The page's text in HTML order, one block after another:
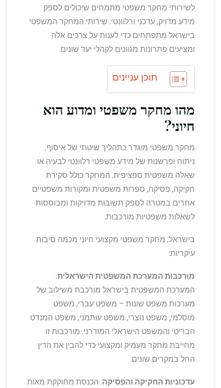
לשירותי מחקר משפטי מתמחים שיכולים לספק
מידע מדויק, עדכני ורלוונטי. שירותי המחקר המשפטי
בישראל מתפתחים כדי לענות על צרכים אלה
ומציעים פתרונות מגוונים לקהלי יעד שונים.
תוכן עניינים
מהו מחקר משפטי ומדוע הוא
חיוני?
מחקר משפטי מוגדר כתהליך שיטתי של איסוף,
ניתוח ופרשנות של מידע משפטי רלוונטי לבעיה או
שאלה משפטית ספציפית. המחקר כולל סקירת
חקיקה, פסיקה, ספרות משפטית ומקורות משפטיים
אחרים במטרה לספק תשובות מדויקות ומבוססות
לשאלות משפטיות מורכבות.
בישראל, מחקר משפטי מקצועי חיוני מכמה סיבות
עיקריות:
מורכבות המערכת המשפטית הישראלית:
המערכת המשפטית בישראל מורכבת משילוב של
מערכות משפט שונות – משפט עברי, משפט
מוסלמי, משפט נוצרי, משפט עותמני, משפט המנדט
הבריטי והמשפט הישראלי המודרני. מורכבות זו
מחייבת מחקר מעמיק ומקצועי כדי להבין את הדין
החל במקרים שונים.
עדכוניות החקיקה והפסיקה: הכנסת מחוקקת מאות